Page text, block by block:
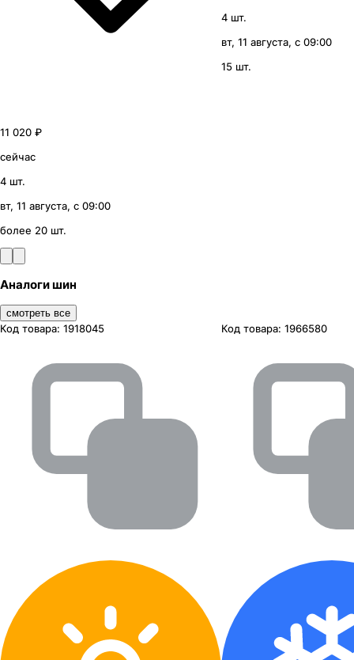
11 020 ₽
сейчас
4 шт.
вт, 11 августа, с 09:00
более 20 шт.
4 шт.
вт, 11 августа, с 09:00
15 шт.
Аналоги шин
смотреть все
Код товара: 1918045 Код товара: 1966580